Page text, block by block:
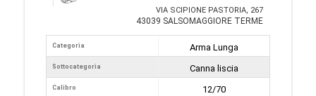
VIA SCIPIONE PASTORIA, 267
43039 SALSOMAGGIORE TERME
Categoria
Sottocategoria
Calibro
Arma Lunga
Canna liscia
12/70